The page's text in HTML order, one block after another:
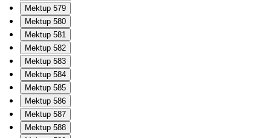
Mektup 579
Mektup 580
Mektup 581
Mektup 582
Mektup 583
Mektup 584
Mektup 585
Mektup 586
Mektup 587
Mektup 588